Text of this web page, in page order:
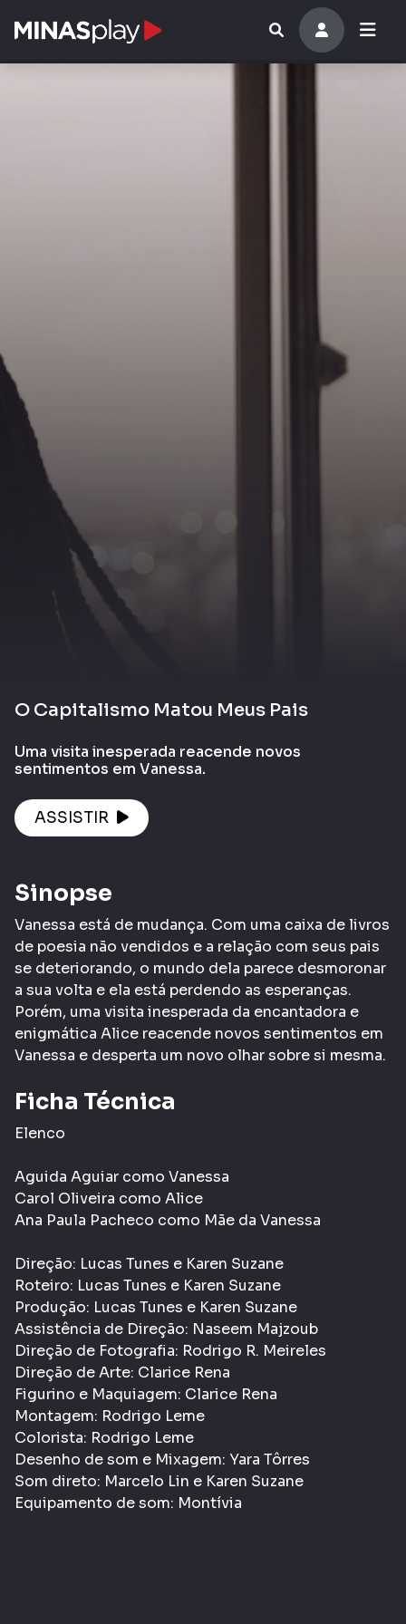
O Capitalismo Matou Meus Pais
Uma visita inesperada reacende novos
sentimentos em Vanessa.
ASSISTIR
Sinopse
Vanessa está de mudança. Com uma caixa de livros
de poesia não vendidos e a relação com seus pais
se deteriorando, o mundo dela parece desmoronar
a sua volta e ela está perdendo as esperanças.
Porém, uma visita inesperada da encantadora e
enigmática Alice reacende novos sentimentos em
Vanessa e desperta um novo olhar sobre si mesma.
Ficha Técnica
Elenco
Aguida Aguiar como Vanessa
Carol Oliveira como Alice
Ana Paula Pacheco como Mãe da Vanessa
Direção: Lucas Tunes e Karen Suzane
Roteiro: Lucas Tunes e Karen Suzane
Produção: Lucas Tunes e Karen Suzane
Assistência de Direção: Naseem Majzoub
Direção de Fotografia: Rodrigo R. Meireles
Direção de Arte: Clarice Rena
Figurino e Maquiagem: Clarice Rena
Montagem: Rodrigo Leme
Colorista: Rodrigo Leme
Desenho de som e Mixagem: Yara Tôrres
Som direto: Marcelo Lin e Karen Suzane
Equipamento de som: Montívia